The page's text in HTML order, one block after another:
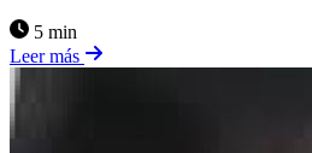
5 min
Leer más